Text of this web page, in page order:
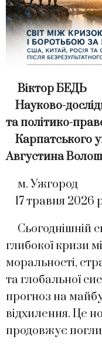
Віктор БЕДЬ
Науково-
та політико-
Карпатського
Августина
м. Ужгород
17 травня 2026
Сьогоднішній
глибокої кризи
моральності,
та глобальної
прогноз на
відхилення. Це
продовжує